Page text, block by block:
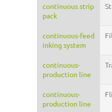
continuous strip
pack
continuous-feed
inking system
continuous-
production line
continuous-
production line